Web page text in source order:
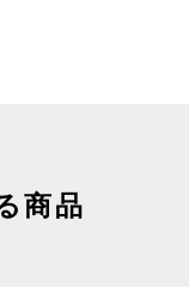
商品